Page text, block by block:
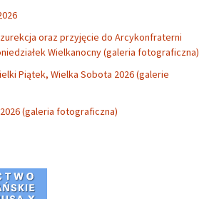
oraz przyjęcie do Arcykonfraterni
Wielkanocny (galeria fotograficzna)
Piątek, Wielka Sobota 2026 (galerie
(galeria fotograficzna)